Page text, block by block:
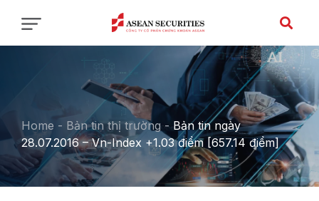
Home - Bản tin thị trường -Bản tin ngày
28.07.2016 – Vn-Index +1.03 điểm [657.14 điểm]